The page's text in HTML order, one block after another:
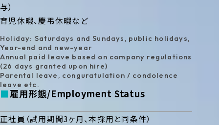
与）
育児休暇、慶弔休暇など
Holiday: Saturdays and Sundays, public holidays,
Year-end and new-year
Annual paid leave based on company regulations
(26 days granted upon hire)
Parental leave, conguratulation / condolence
leave etc.
雇用形態 Employment Status
正社員（試用期間3ヶ月、本採用と同条件）